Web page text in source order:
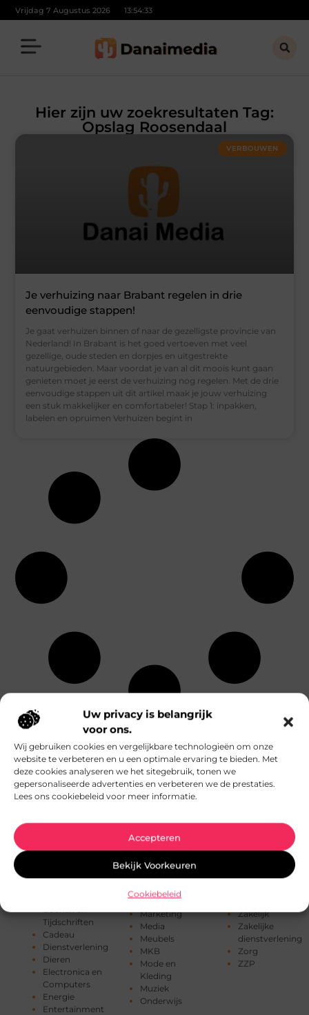
Uw privacy is belangrijk
voor ons.
Wij gebruiken cookies en vergelijkbare technologieën om onze
website te verbeteren en u een optimale ervaring te bieden. Met
deze cookies analyseren we het sitegebruik, tonen we
gepersonaliseerde advertenties en verbeteren we de prestaties.
Lees ons cookiebeleid voor meer informatie.
Accepteren
Bekijk Voorkeuren
Cookiebeleid
Vrijdag 7 Augustus 2026 13:54:33
Hier zijn uw zoekresultaten Tag:
Opslag Roosendaal
VERBOUWEN
Je verhuizing naar Brabant regelen in drie
eenvoudige stappen!
Je gaat verhuizen binnen of naar de gezelligste provincie van
Nederland! In Brabant is het goed vertoeven met veel
gezellige, oude steden en dorpjes en uitgestrekte
natuurgebieden. Maar voordat je van al dit moois kunt gaan
genieten moet je eerst de verhuizing nog regelen. Met de drie
eenvoudige stappen uit dit artikel maak je jouw verhuizing
een stuk makkelijker en comfortabeler! Stap 1: inpakken,
labelen en opruimen Verhuizen begint in
Alle
onderwerpen
Aanbiedingen
Afvalverwerking
Architectuur
Motoren
Tijdschriften
Cadeau
Dienstverlening
Dieren
Electronica en
Computers
Energie
Entertainment
Fotografie
Gezondheid
Hobby en vrije
tijd
Horeca
Industrie
Internet
Internet
marketing
Kinderen
Kunst en Kitsch
Management
Marketing
Media
Meubels
MKB
Mode en
Kleding
Muziek
Onderwijs
Telefonie
Testing
Tuin en
Vakantie
Vervoer en
Winkelen
Zakelijk
Zakelijke
dienstverlening
Zorg
ZZP